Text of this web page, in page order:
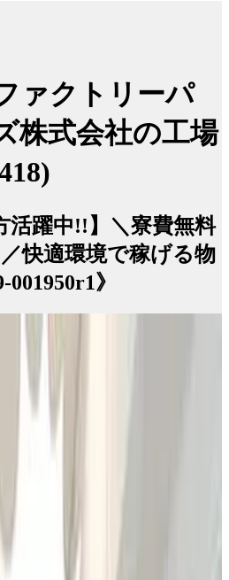
ァクトリーパ
株式会社の工場
活躍中!!】＼寮費無料
快適環境で稼げる物
》